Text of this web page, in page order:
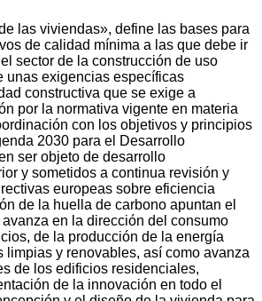
las viviendas», define las bases para
de calidad mínima a las que debe ir
sector de la construcción de uso
unas exigencias específicas
constructiva que se exige a
por la normativa vigente en materia
con los objetivos y principios
2030 para el Desarrollo
ser objeto de desarrollo
y sometidos a continua revisión y
europeas sobre eficiencia
de la huella de carbono apuntan el
en la dirección del consumo
de la producción de la energía
limpias y renovables, así como avanza
de los edificios residenciales,
de la innovación en todo el